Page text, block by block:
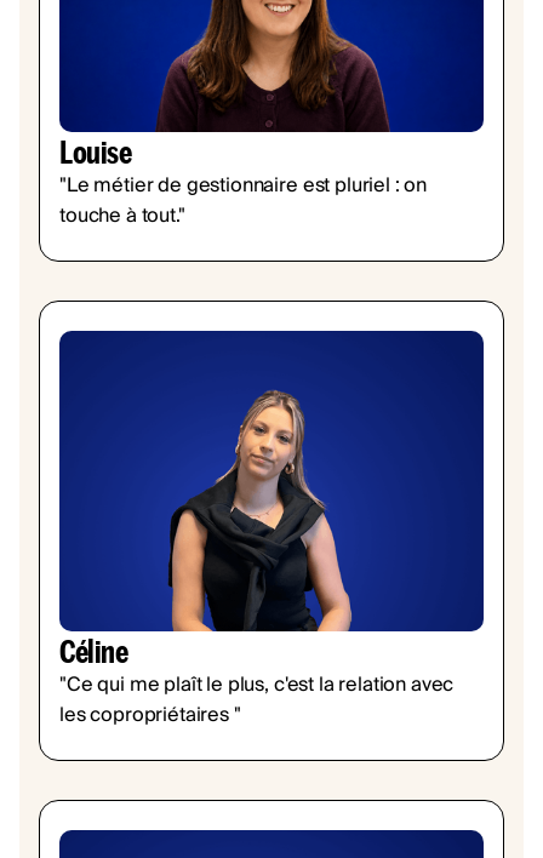
Louise
"Le métier de gestionnaire est pluriel : on
touche à tout."
Céline
"Ce qui me plaît le plus, c'est la relation avec
les copropriétaires "